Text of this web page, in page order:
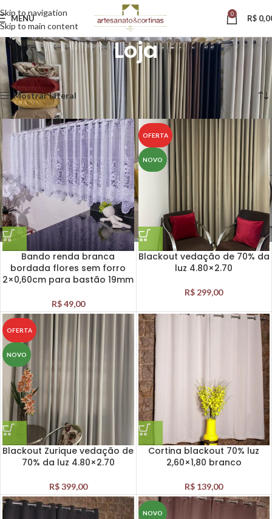
Skip to navigation
Skip to main content
MENU 0 R$
Loja
Início Loja Exibindo 1–12 de 23 resultados
Mostrar lateral
Bando renda branca
bordada flores sem forro
2×0,60cm para bastão 19mm
R$49,00
OFERTA
NOVO
Blackout vedação de 70% da
luz 4.80×2.70
R$ 299,00
OFERTA
NOVO
Blackout Zurique vedação de
70% da luz 4.80×2.70
R$399,00
Cortina blackout 70% luz
2,60×1,80 branco
R$ 139,00
NOVO